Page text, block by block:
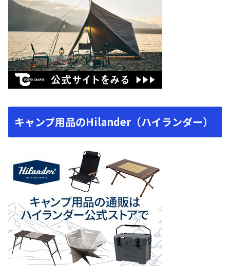
キャンプ用品のHilander（ハイランダー）